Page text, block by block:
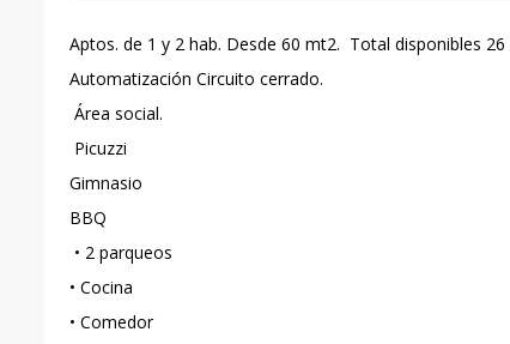
Aptos. de 1 y 2 hab. Desde 60 mt2. Total disponibles 26
Automatización Circuito cerrado.
Área social.
Picuzzi
Gimnasio
BBQ
• 2 parqueos
• Cocina
• Comedor